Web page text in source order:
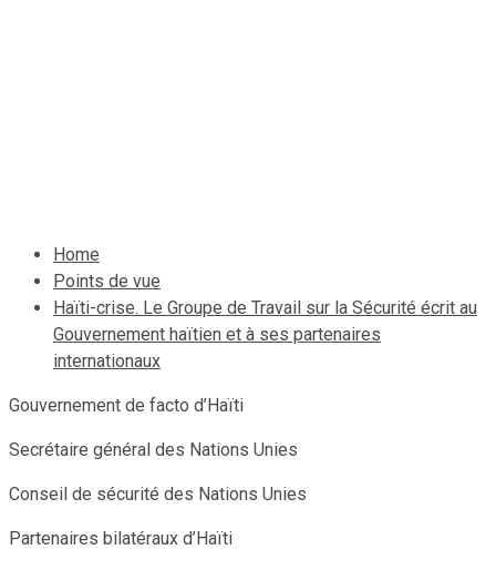
Home
Points de vue
Haïti-crise. Le Groupe de Travail sur la Sécurité écrit au
Gouvernement haïtien et à ses partenaires
internationaux
Gouvernement de facto d’Haïti
Secrétaire général des Nations Unies
Conseil de sécurité des Nations Unies
Partenaires bilatéraux d’Haïti